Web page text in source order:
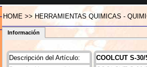
HOME >> HERRAMIENTAS QUIMICAS -
Información
Descripción del Artículo: COOLCUT S-30/